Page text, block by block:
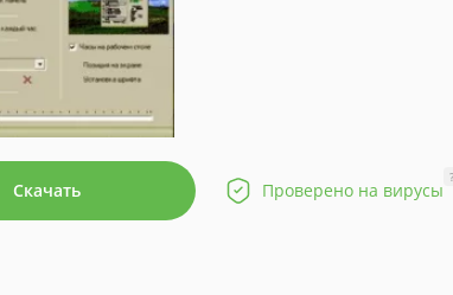
Скачать Проверено на вирусы
?